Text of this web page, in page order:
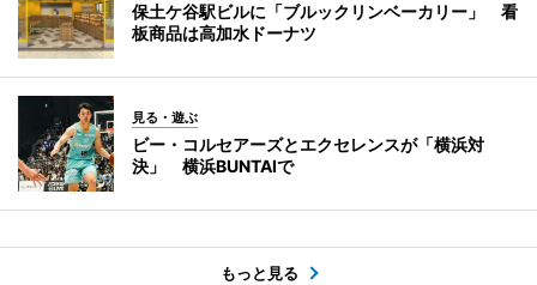
保土ケ谷駅ビルに「ブルックリンベーカリー」 看
板商品は高加水ドーナツ
見る・遊ぶ
ビー・コルセアーズとエクセレンスが「横浜対
決」 横浜BUNTAIで
もっと見る